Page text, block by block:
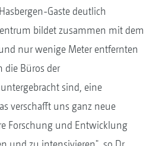
Gaste deutlich
bildet zusammen mit dem
nur wenige Meter entfernten
die Büros der
sind, eine
verschafft uns ganz neue
Forschung und Entwicklung